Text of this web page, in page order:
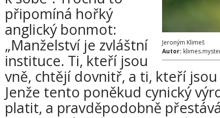
Jeroným Klimeš
Autor:
připomíná hořký
anglický bonmot:
„Manželství je zvláštní
instituce. Ti, kteří jsou
vně, chtějí dovnitř, a ti, kteří
Jenže tento poněkud cynický
platit, a pravděpodobně